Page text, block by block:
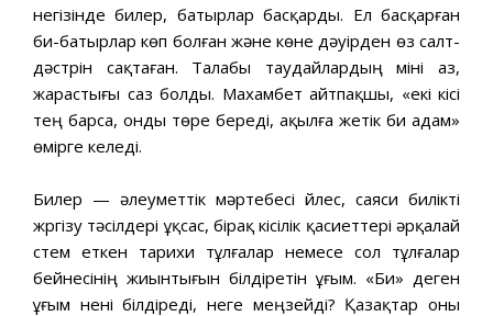
негізінде билер, батырлар басқарды. Ел басқарған
би-батырлар көп болған және көне дәуірден өз салт-
дәстүрін сақтаған. Талабы таудайлардың міні аз,
жарастығы саз болды. Махамбет айтпақшы, «екі кісі
тең барса, онды төре береді, ақылға жетік би адам»
өмірге келеді.
Билер — әлеуметтік мәртебесі үйлес, саяси билікті
жүргізу тәсілдері ұқсас, бірақ кісілік қасиеттері әрқалай
үстем еткен тарихи тұлғалар немесе сол тұлғалар
бейнесінің жиынтығын білдіретін ұғым. «Би» деген
ұғым нені білдіреді, неге меңзейді? Қазақтар оны